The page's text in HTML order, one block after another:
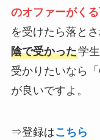
のオファーがく
を受けたら落と
陰で受かった学
受かりたいなら
が良いですよ。
⇒登録はこちら